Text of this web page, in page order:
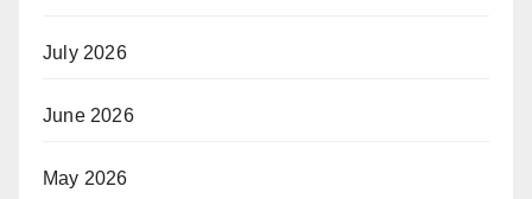
July 2026
June 2026
May 2026